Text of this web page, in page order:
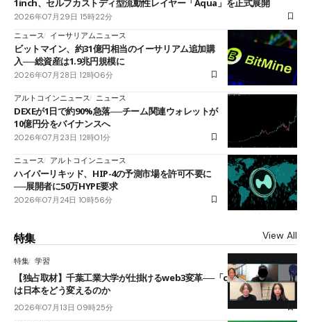
1inch、セルフカストディ型流動性レイヤー「Aqua」を正式展開
2026年07月29日 15時22分
ニュース
イーサリアムニュース
ビットマイン、約31億円相当のイーサリアム追加購
入──総資産は1.9兆円規模に
2026年07月28日 12時06分
アルトコインニュース ニュース
DEXEが1日で約90%急落──チーム関連ウォレットが
10億円分をバイナンスへ
2026年07月23日 12時01分
ニュース アルトコインニュース
ハイパーリキッド、HIP-4の予測市場を許可不要に
──展開者に50万HYPE要求
2026年07月24日 10時56分
特集 View All
特集 学習
【独占取材】千葉工業大学が仕掛けるweb3変革──「cJPY」とAIの融合
は日本をどう変えるのか
2026年07月13日 09時25分